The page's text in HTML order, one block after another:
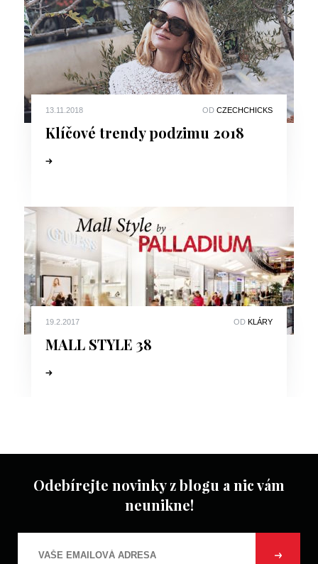
13.11.2018 OD CZECHCHICKS
Klíčové trendy podzimu 2018
19.2.2017 OD KLÁRY
MALL STYLE 38
Odebírejte novinky z blogu a nic vám
neunikne!